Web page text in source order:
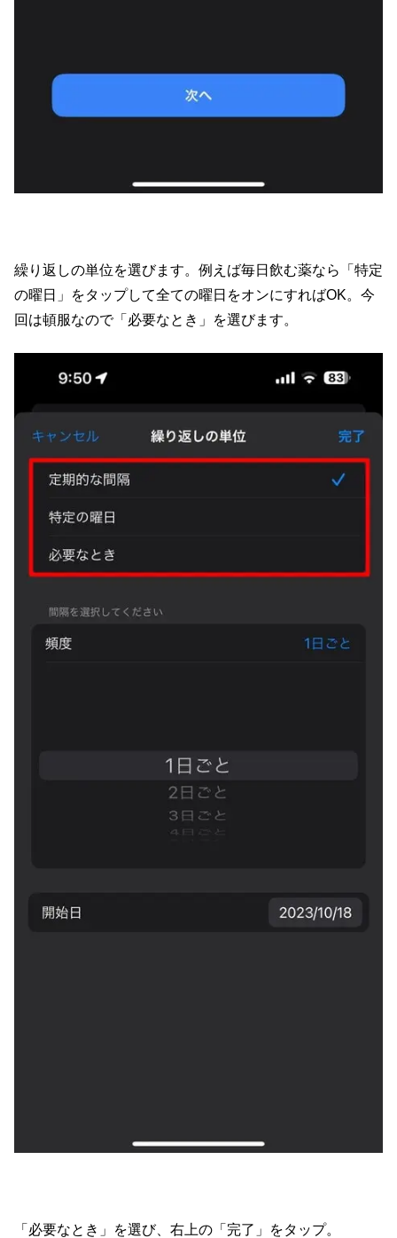
繰り返しの単位を選びます。例えば毎日飲む薬なら「特定
の曜日」をタップして全ての曜日をオンにすればOK。今
回は頓服なので「必要なとき」を選びます。
「必要なとき」を選び、右上の「完了」をタップ。